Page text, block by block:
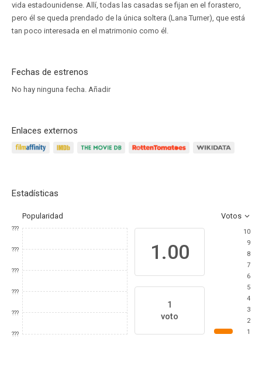
vida estadounidense. Allí, todas las casadas se fijan en el forastero,
pero él se queda prendado de la única soltera (Lana Turner), que está
tan poco interesada en el matrimonio como él.
Fechas de estrenos
No hay ninguna fecha. Añadir
Enlaces externos
Estadísticas
Popularidad Votos
???
???
???
???
???
???
1.00
1
voto
10
9
8
7
6
5
4
3
2
1